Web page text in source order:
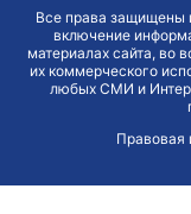
Все права защищены
включение
материалах сайта, во
их коммерческого
любых СМИ и
Правовая